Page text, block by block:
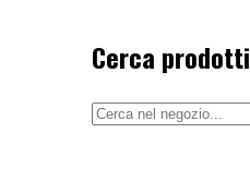
Cerca prodotti